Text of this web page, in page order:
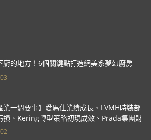
廚的地方！6個關鍵點打造網美系夢幻廚房
業一週要事】愛馬仕業績成長、LVMH時裝部
損、Kering轉型策略初現成效、Prada集團財